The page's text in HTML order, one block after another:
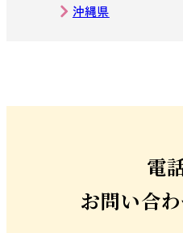
沖縄県
電
お問い合